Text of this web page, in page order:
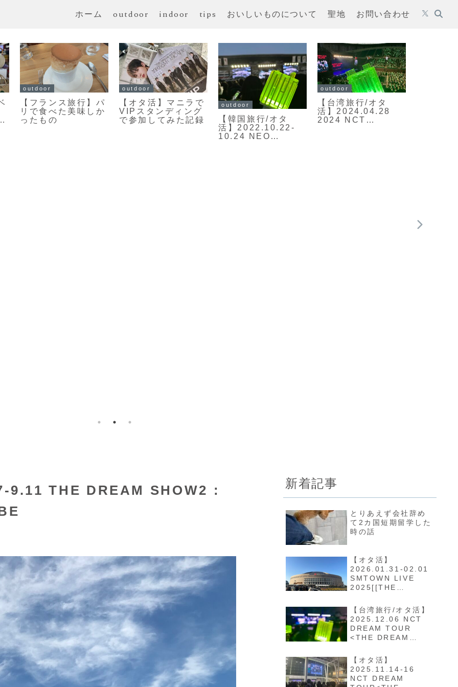
ホーム outdoor indoor tips おいしいものについて 聖地 お問い合わせ
パ
か
outdoor
【オタ活】マニラで
VIPスタンディング
で参加してみた記録
outdoor
【韓国旅行/オタ
【台湾旅行/オタ
活】2024.04.28
2024 NCT
DREAM《DREAM(
)SCAPE》
outdoor
【ベトナム旅行】ベ
トナムの最後の楽
園？コンダオ諸島2
9.11 THE DREAM SHOW2 :
新着記事
とりあえず会社辞め
て2カ国短期留学した
時の話
【オタ活】
2026.01.31-02.01
SMTOWN LIVE
2025[[THE
FUTURE]] in
FUKUOKA
【台湾旅行/オタ活】
2025.12.06 NCT
DREAM TOUR
<THE DREAM
THE FUTURE> in
TAIPEI
【オタ活】
2025.11.14-16
NCT DREAM